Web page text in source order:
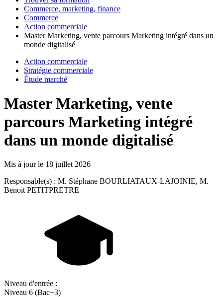
Commerce, marketing, finance
Commerce
Action commerciale
Master Marketing, vente parcours Marketing intégré dans un
monde digitalisé
Action commerciale
Stratégie commerciale
Étude marché
Master Marketing, vente
parcours Marketing intégré
dans un monde digitalisé
Mis à jour le 18 juillet 2026
Responsable(s) : M. Stéphane BOURLIATAUX-LAJOINIE, M.
Benoit PETITPRETRE
Niveau d'entrée :
Niveau 6 (Bac+3)